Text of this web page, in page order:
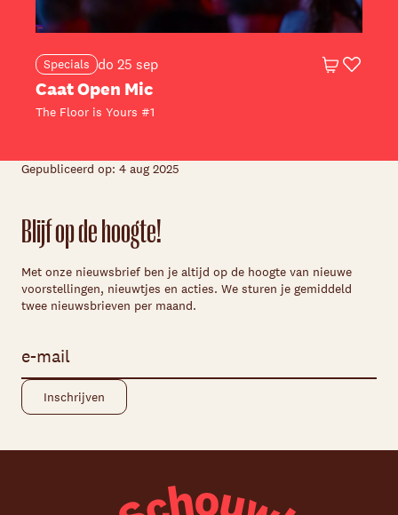
Specials do 25 sep
Caat Open Mic
The Floor is Yours #1
Winkelwagen
Favoriet
Gepubliceerd op: 4 aug 2025
Blijf op de hoogte!
Met onze nieuwsbrief ben je altijd op de hoogte van nieuwe
voorstellingen, nieuwtjes en acties. We sturen je gemiddeld
twee nieuwsbrieven per maand.